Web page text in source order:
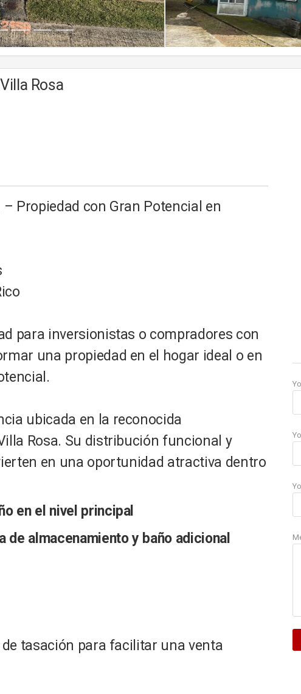
Rosa
– Propiedad con Gran Potencial en
para inversionistas o compradores con
una propiedad en el hogar ideal o en
ubicada en la reconocida
Rosa. Su distribución funcional y
en una oportunidad atractiva dentro
en el nivel principal
de almacenamiento y baño adicional
tasación para facilitar una venta